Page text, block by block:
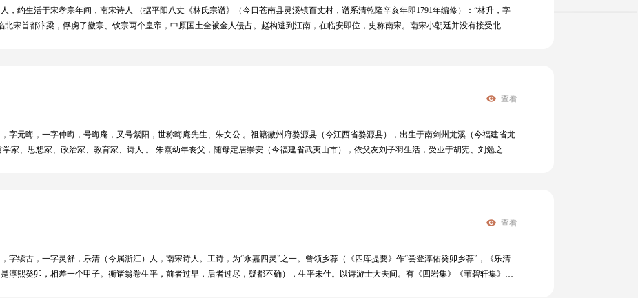
，约生活于宋孝宗年间，南宋诗人 （据平阳八丈《林氏宗谱》（今日苍南县灵溪镇百丈村，谱系清乾隆辛亥年即1791年编修）：“林升，字
北宋首都汴梁，俘虏了徽宗、钦宗两个皇帝，中原国土全被金人侵占。赵构逃到江南，在临安即位，史称南宋。南宋小朝廷并没有接受北宋
查看
字元晦，一字仲晦，号晦庵，又号紫阳，世称晦庵先生、朱文公 。祖籍徽州府婺源县（今江西省婺源县），出生于南剑州尤溪（今福建省尤
家、思想家、政治家、教育家、诗人 。 朱熹幼年丧父，随母定居崇安（今福建省武夷山市），依父友刘子羽生活，受业于胡宪、刘勉之、
祀孔庙的人，位列大成殿十二哲者；是“二程”三传弟子李侗学生 。朱熹的哲学体系以“二程”的理本论为基础，吸取周敦颐太极说、张载的气
成。与“二程”学说合称为“程朱理学”。其思想对元、明、清三朝影响很大，成为三朝官方哲学。其著述甚多，有《四书章句集注》《太极图说
查看
字续古，一字灵舒，乐清（今属浙江）人，南宋诗人。工诗，为“永嘉四灵”之一。曾领乡荐（《四库提要》作“尝登淳佑癸卯乡荐”，《乐清
淳熙癸卯，相差一个甲子。衡诸翁卷生平，前者过早，后者过尽，疑都不确），生平未仕。以诗游士大夫间。有《四岩集》《苇碧轩集》。